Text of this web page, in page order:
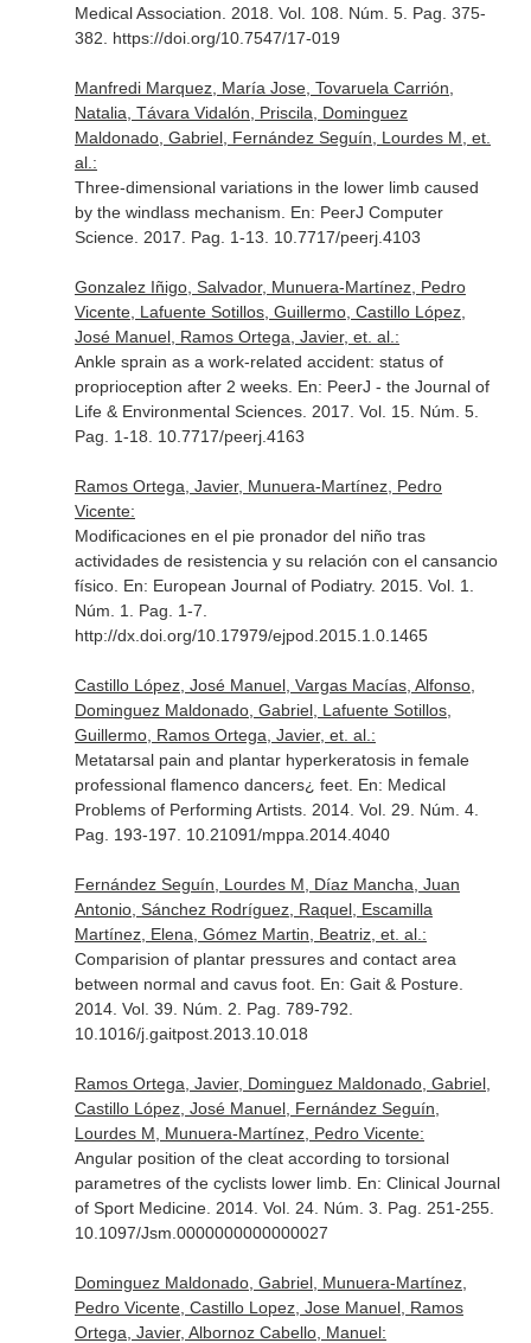
Medical Association . 2018. Vol. 108. Núm. 5. Pag. 375-
382. https://doi.org/10.7547/17-019
Manfredi Marquez, María Jose, Tovaruela Carrión,
Natalia, Távara Vidalón, Priscila, Dominguez
Maldonado, Gabriel, Fernández Seguín, Lourdes M, et.
al.:
Three-dimensional variations in the lower limb caused
by the windlass mechanism. En: PeerJ Computer
Science. 2017. Pag. 1-13. 10.7717/peerj.4103
Gonzalez Iñigo, Salvador, Munuera-Martínez, Pedro
Vicente, Lafuente Sotillos, Guillermo, Castillo López,
José Manuel, Ramos Ortega, Javier, et. al.:
Ankle sprain as a work-related accident: status of
proprioception after 2 weeks. En: PeerJ - the Journal of
Life & Environmental Sciences. 2017. Vol. 15. Núm. 5.
Pag. 1-18. 10.7717/peerj.4163
Ramos Ortega, Javier, Munuera-Martínez, Pedro
Vicente:
Modificaciones en el pie pronador del niño tras
actividades de resistencia y su relación con el cansancio
físico. En: European Journal of Podiatry. 2015. Vol. 1.
Núm. 1. Pag. 1-7.
http://dx.doi.org/10.17979/ejpod.2015.1.0.1465
Castillo López, José Manuel, Vargas Macías, Alfonso,
Dominguez Maldonado, Gabriel, Lafuente Sotillos,
Guillermo, Ramos Ortega, Javier, et. al.:
Metatarsal pain and plantar hyperkeratosis in female
professional flamenco dancers¿ feet. En: Medical
Problems of Performing Artists. 2014. Vol. 29. Núm. 4.
Pag. 193-197. 10.21091/mppa.2014.4040
Fernández Seguín, Lourdes M, Díaz Mancha, Juan
Antonio, Sánchez Rodríguez, Raquel, Escamilla
Martínez, Elena, Gómez Martin, Beatriz, et. al.:
Comparision of plantar pressures and contact area
between normal and cavus foot. En: Gait & Posture.
2014. Vol. 39. Núm. 2. Pag. 789-792.
10.1016/j.gaitpost.2013.10.018
Ramos Ortega, Javier, Dominguez Maldonado, Gabriel,
Castillo López, José Manuel, Fernández Seguín,
Lourdes M, Munuera-Martínez, Pedro Vicente:
Angular position of the cleat according to torsional
parametres of the cyclists lower limb. En: Clinical Journal
of Sport Medicine. 2014. Vol. 24. Núm. 3. Pag. 251-255.
10.1097/Jsm.0000000000000027
Dominguez Maldonado, Gabriel, Munuera-Martínez,
Pedro Vicente, Castillo Lopez, Jose Manuel, Ramos
Ortega, Javier, Albornoz Cabello, Manuel: